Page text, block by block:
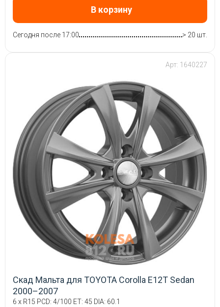
В корзину
Сегодня после 17:00 > 20 шт.
Арт: 1640227
Скад Мальта для TOYOTA Corolla E12T Sedan
2000–2007
6 x R15 PCD: 4/100 ET: 45 DIA: 60.1